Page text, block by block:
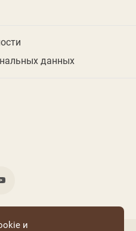
данных
и